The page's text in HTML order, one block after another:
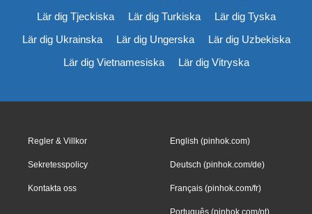
Lär dig Tjeckiska
Lär dig Turkiska
Lär dig Tyska
Lär dig Ukrainska
Lär dig Ungerska
Lär dig Uzbekiska
Lär dig Vietnamesiska
Lär dig Vitryska
Regler & Villkor
Sekretesspolicy
Kontakta oss
English (pinhok.com)
Deutsch (pinhok.com/de)
Français (pinhok.com/fr)
Português (pinhok.com/pt)